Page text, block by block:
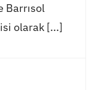
Barrısol
olarak [...]